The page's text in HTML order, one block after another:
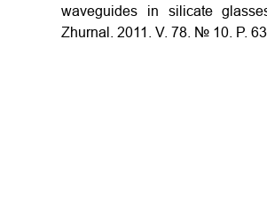
waveguides in silicate
Zhurnal. 2011. V. 78. № 10. P.